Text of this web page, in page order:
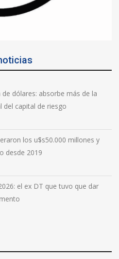
dólares: absorbe más de la
del capital de riesgo
los u$s50.000 millones y
desde 2019
el ex DT que tuvo que dar